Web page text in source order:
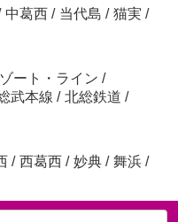
中葛西 / 当代島 / 猫実 /
ート・ライン /
武本線 / 北総鉄道 /
/ 西葛西 / 妙典 / 舞浜 /